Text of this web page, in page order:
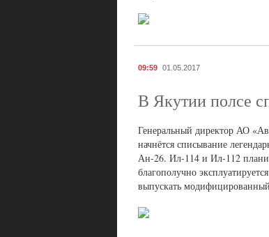
09:59 01.05.2017
В Якутии полсе
Генеральный директор АО
начнётся списывание
Ан-26. Ил-114 и Ил-112
благополучно
выпускать